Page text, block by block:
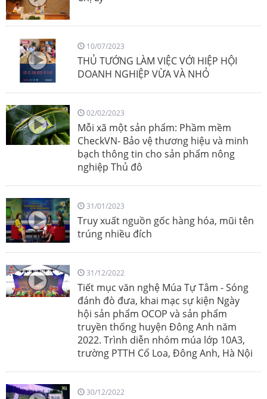
10/07/2023
THỦ TƯỚNG LÀM VIỆC VỚI HIỆP HỘI
DOANH NGHIỆP VỪA VÀ NHỎ
02/02/2023
Mỗi xã một sản phẩm: Phầm mềm
CheckVN- Bảo vệ thương hiệu và minh
bạch thông tin cho sản phẩm nông
nghiệp Thủ đô
31/01/2023
Truy xuất nguồn gốc hàng hóa, mũi tên
trúng nhiều đích
31/12/2022
Tiết mục văn nghệ Múa Tự Tâm - Sóng
đánh đò đưa, khai mạc sự kiện Ngày
hội sản phẩm OCOP và sản phẩm
truyền thống huyện Đông Anh năm
2022. Trình diễn nhóm múa lớp 10A3,
trường PTTH Cổ Loa, Đông Anh, Hà Nội
30/12/2022